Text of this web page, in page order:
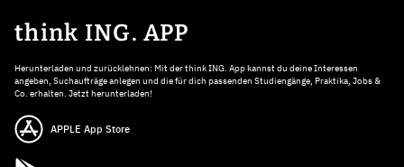
think ING. APP
Herunterladen und zurücklehnen: Mit der think ING. App kannst du deine Interessen
angeben, Suchaufträge anlegen und die für dich passenden Studiengänge, Praktika, Jobs &
Co. erhalten. Jetzt herunterladen!
APPLE App Store